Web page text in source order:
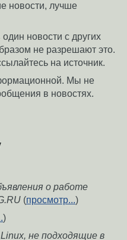
новости, лучше
новости с других
не разрешают это.
на источник.
Мы не
в новостях.
о работе
(просмотр...)
)
не подходящие в